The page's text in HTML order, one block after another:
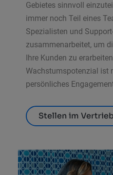
Gebietes sinnvoll
immer noch Teil eines
Spezialisten und
zusammenarbeitet, um
Ihre Kunden zu
Wachstumspotenzial ist
persönliches
Stellen im